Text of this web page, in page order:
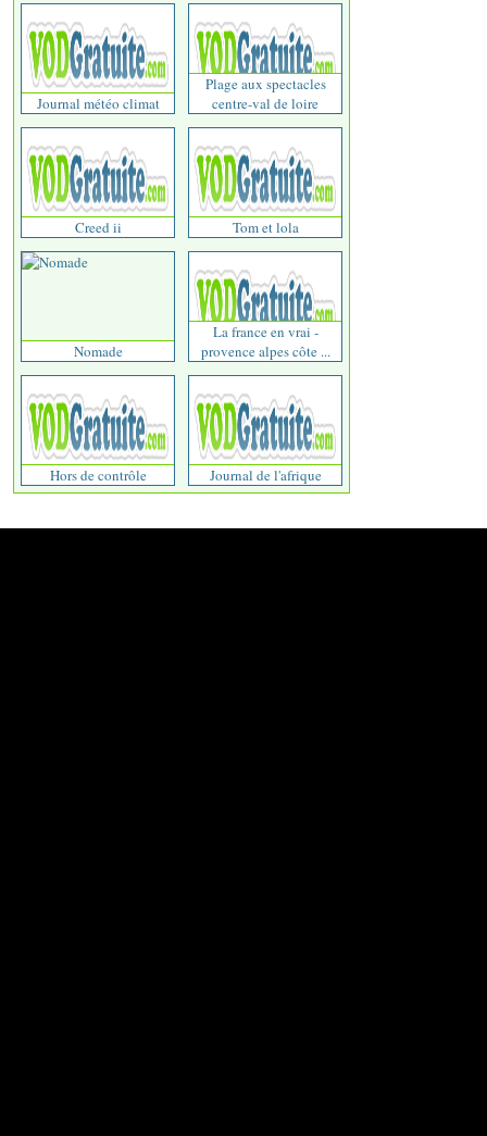
Journal météo climat
Plage aux spectacles
centre-val de loire
Creed ii Tom et lola
Nomade
La france en vrai -
provence alpes côte ...
Hors de contrôle Journal de l'afrique